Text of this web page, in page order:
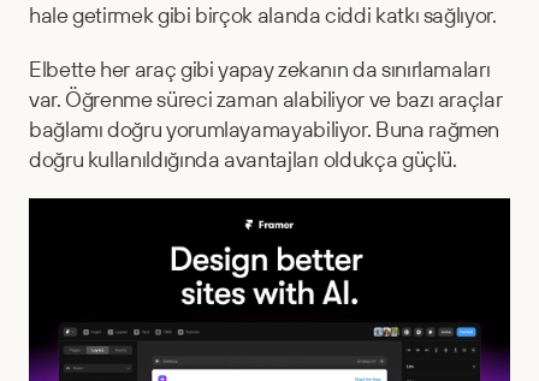
hale getirmek gibi birçok alanda ciddi katkı sağlıyor.
Elbette her araç gibi yapay zekanın da sınırlamaları
var. Öğrenme süreci zaman alabiliyor ve bazı araçlar
bağlamı doğru yorumlayamayabiliyor. Buna rağmen
doğru kullanıldığında avantajları oldukça güçlü.